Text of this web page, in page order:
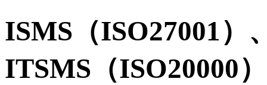
ISMS（ISO27001）
ITSMS（ISO20000